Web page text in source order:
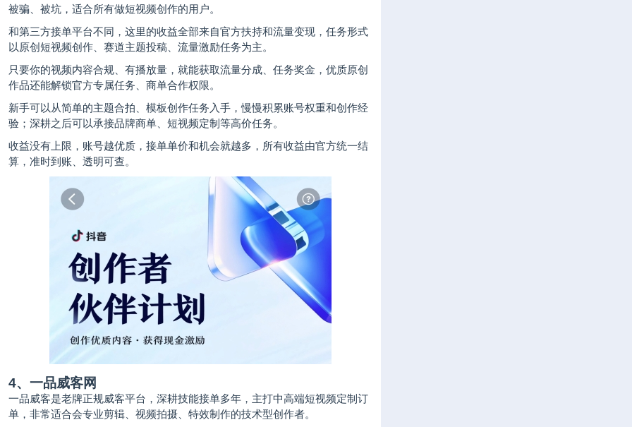
被骗、被坑，适合所有做短视频创作的用户。
和第三方接单平台不同，这里的收益全部来自官方扶持和流量变现，任务形式
以原创短视频创作、赛道主题投稿、流量激励任务为主。
只要你的视频内容合规、有播放量，就能获取流量分成、任务奖金，优质原创
作品还能解锁官方专属任务、商单合作权限。
新手可以从简单的主题合拍、模板创作任务入手，慢慢积累账号权重和创作经
验；深耕之后可以承接品牌商单、短视频定制等高价任务。
收益没有上限，账号越优质，接单单价和机会就越多，所有收益由官方统一结
算，准时到账、透明可查。
4、一品威客网
一品威客是老牌正规威客平台，深耕技能接单多年，主打中高端短视频定制订
单，非常适合会专业剪辑、视频拍摄、特效制作的技术型创作者。